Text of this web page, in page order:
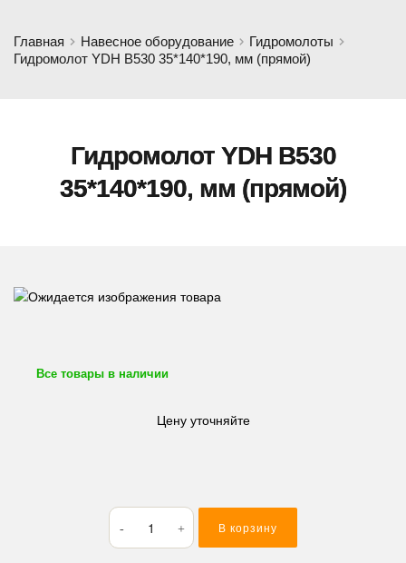
Главная Навесное оборудование
Гидромолоты
Гидромолот YDH B530 35*140*190, мм (прямой)
Гидромолот YDH B530
35*140*190, мм (прямой)
Все товары в наличии
Цену уточняйте
Количество
товара
Гидромолот
В корзину